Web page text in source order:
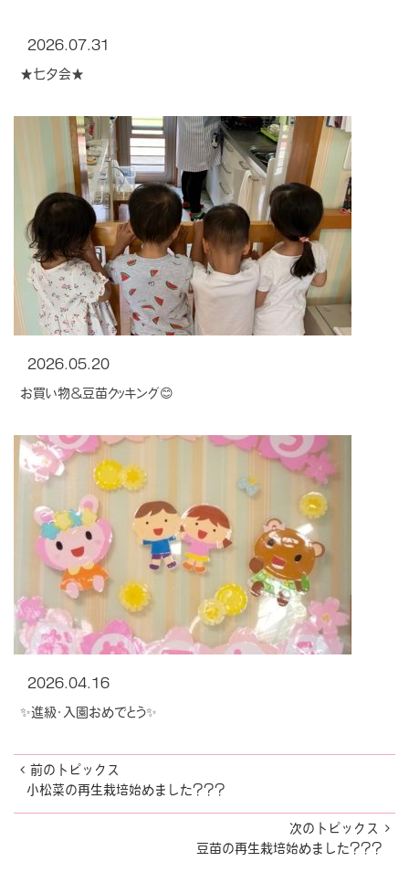
2026.07.31
★七夕会★
2026.05.20
お買い物＆豆苗クッキング😊
2026.04.16
✨進級・入園おめでとう✨
前のトピックス
小松菜の再生栽培始めました???
次のトピックス
豆苗の再生栽培始めました???